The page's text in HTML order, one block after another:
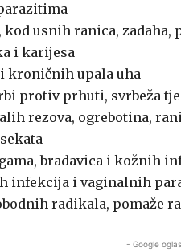
kod usnih ranica,
i karijesa
i kroničnih upala uha
protiv prhuti, svrbeža
rezova, ogrebotina,
bradavica i kožnih
infekcija i vaginalnih
radikala, pomaže
- Google